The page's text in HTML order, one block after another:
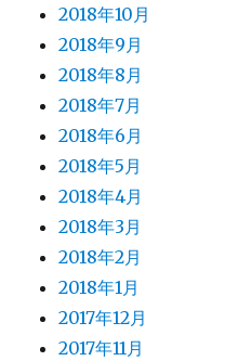
2018年10月
2018年9月
2018年8月
2018年7月
2018年6月
2018年5月
2018年4月
2018年3月
2018年2月
2018年1月
2017年12月
2017年11月